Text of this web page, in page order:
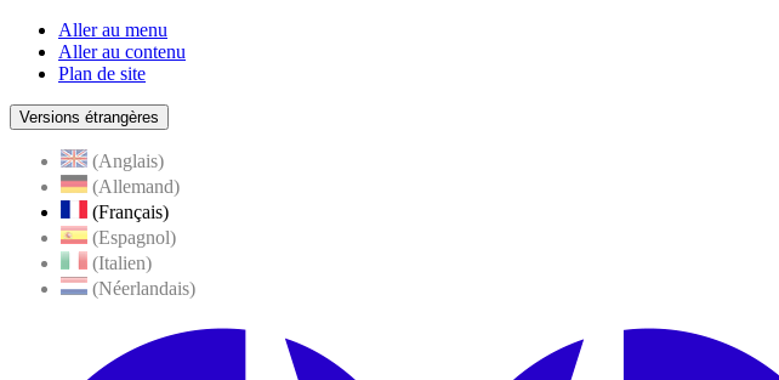
Aller au menu
Aller au contenu
Plan de site
Versions étrangères
(Anglais)
(Allemand)
(Français)
(Espagnol)
(Italien)
(Néerlandais)